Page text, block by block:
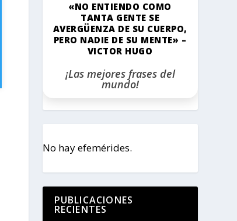
«NO ENTIENDO COMO
TANTA GENTE SE
AVERGÜENZA DE SU CUERPO,
PERO NADIE DE SU MENTE» –
VICTOR HUGO
¡Las mejores frases del
mundo!
No hay efemérides.
PUBLICACIONES
RECIENTES